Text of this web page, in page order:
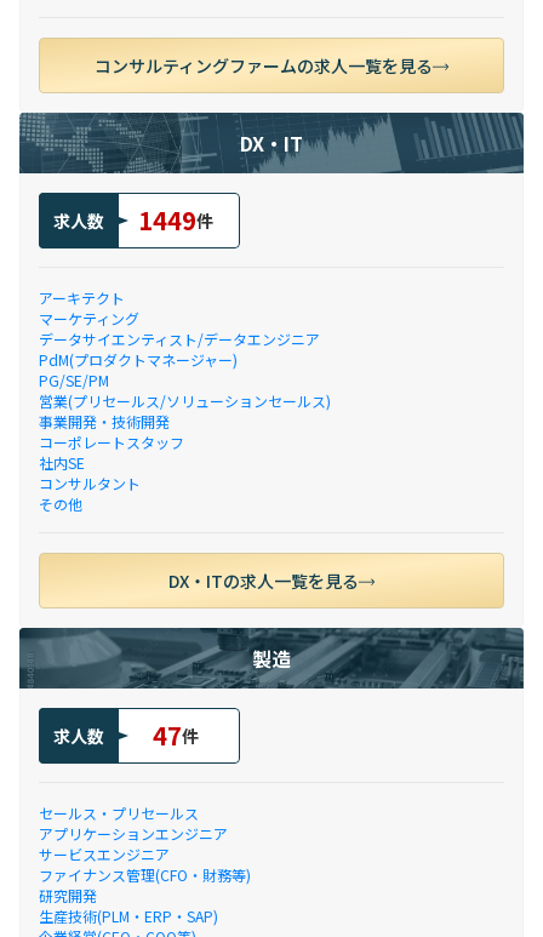
コンサルティングファームの求人一覧を見る
DX・IT
求人数 1449件
アーキテクト
マーケティング
データサイエンティスト/データエンジニア
PdM(プロダクトマネージャー)
PG/SE/PM
営業(プリセールス/ソリューションセールス)
事業開発・技術開発
コーポレートスタッフ
社内SE
コンサルタント
その他
DX・ITの求人一覧を見る
製造
求人数 47件
セールス・プリセールス
アプリケーションエンジニア
サービスエンジニア
ファイナンス管理(CFO・財務等)
研究開発
生産技術(PLM・ERP・SAP)